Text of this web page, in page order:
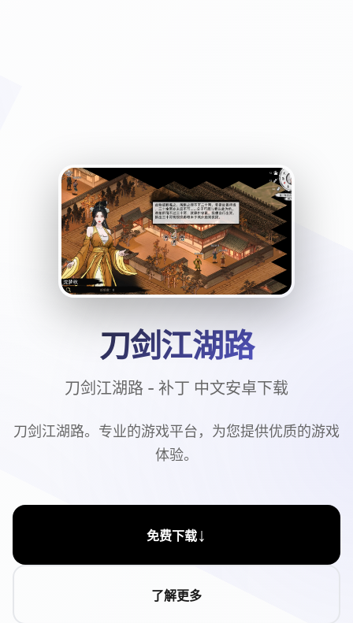
刀剑江湖路
刀剑江湖路 - 补丁 中文安卓下载
刀剑江湖路。专业的游戏平台，为您提供优质的游戏
体验。
免费下载↓
了解更多